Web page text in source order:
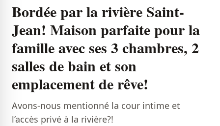
Bordée par la rivière Saint-
Jean! Maison parfaite pour la
famille avec ses 3 chambres, 2
salles de bain et son
emplacement de rêve!
​Avons-nous mentionné la cour intime et
l’accès privé à la rivière?!